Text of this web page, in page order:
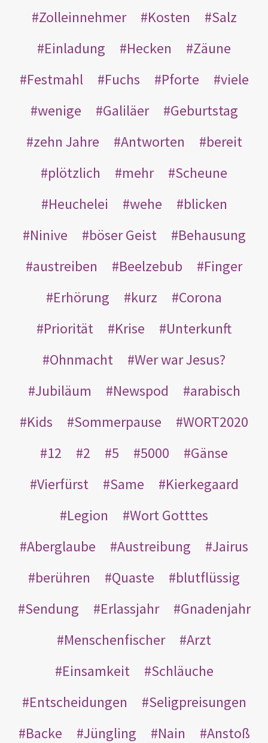
Zolleinnehmer Kosten
Salz
Einladung
Hecken
Zäune
Festmahl
Fuchs Pforte
viele
wenige
Galiläer
Geburtstag
zehn Jahre
Antworten
bereit
plötzlich
mehr
Scheune
Heuchelei
wehe
blicken
Ninive
böser Geist
Behausung
austreiben
Beelzebub
Finger
Erhörung
kurz
Corona
Priorität
Krise
Unterkunft
Ohnmacht
Wer war Jesus?
Jubiläum
Newspod
arabisch
Kids
Sommerpause
WORT2020
12
2 5 5000
Gänse
Vierfürst
Same
Kierkegaard
Legion
Wort Gotttes
Aberglaube
Austreibung
Jairus
berühren
Quaste
blutflüssig
Sendung
Erlassjahr
Gnadenjahr
Menschenfischer
Arzt
Einsamkeit
Schläuche
Entscheidungen
Seligpreisungen
Backe
Jüngling Nain
Anstoß